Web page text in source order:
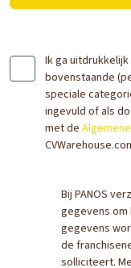
Ik ga
bovenstaande
speciale
ingevuld of als
met de
Bij PANOS
gegevens
gegevens
de
solliciteert.